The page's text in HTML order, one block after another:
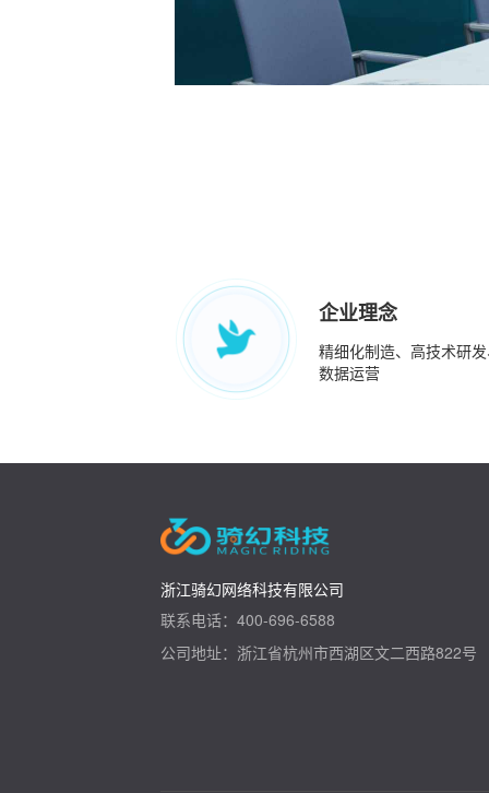
企业理念
精细化制造、高技术研
数据运营
浙江骑幻网络科技有限公司
联系电话：400-696-6588
公司地址：浙江省杭州市西湖区文二西路822号